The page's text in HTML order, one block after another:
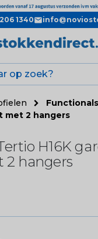
1340
met 2 hangers
H16K
hangers